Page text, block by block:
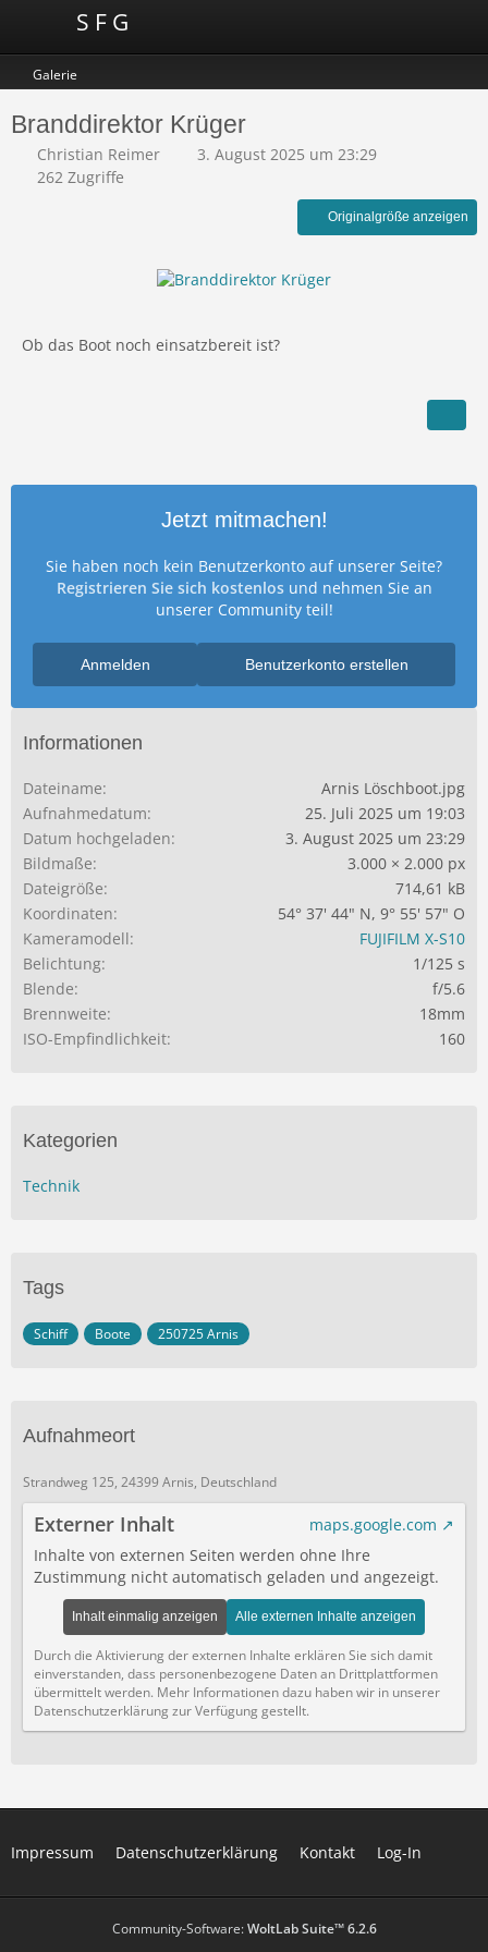
S F G
Galerie
Branddirektor Krüger
Christian Reimer
3. August 2025 um 23:29
262 Zugriffe
Originalgröße anzeigen
Ob das Boot noch einsatzbereit ist?
Jetzt mitmachen!
Sie haben noch kein Benutzerkonto auf unserer Seite?
Registrieren Sie sich kostenlosund nehmen Sie an
unserer Community teil!
Benutzerkonto erstellen
Anmelden
Informationen
Dateiname
Arnis Löschboot.jpg
Aufnahmedatum
25. Juli 2025 um 19:03
Datum hochgeladen
3. August 2025 um 23:29
Bildmaße
3.000 × 2.000 px
Dateigröße
714,61 kB
Koordinaten
54° 37' 44" N, 9° 55' 57" O
Kameramodell
FUJIFILM X-S10
Belichtung
1/125 s
Blende
f/5.6
Brennweite
18mm
ISO-Empfindlichkeit
160
Kategorien
Technik
Tags
Schiff Boote 250725 Arnis
Aufnahmeort
Strandweg 125, 24399 Arnis, Deutschland
Externer Inhalt
maps.google.com
Inhalte von externen Seiten werden ohne Ihre
Zustimmung nicht automatisch geladen und angezeigt.
Inhalt einmalig anzeigen Alle externen Inhalte anzeigen
Durch die Aktivierung der externen Inhalte erklären Sie sich damit
einverstanden, dass personenbezogene Daten an Drittplattformen
übermittelt werden. Mehr Informationen dazu haben wir in unserer
Datenschutzerklärung zur Verfügung gestellt.
Impressum Datenschutzerklärung Kontakt Log-In
Community-Software:WoltLab Suite™ 6.2.6